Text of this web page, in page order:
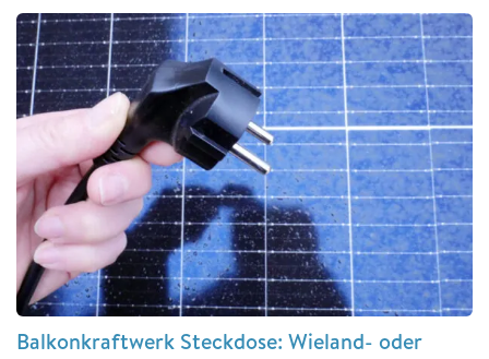
Balkonkraftwerk Steckdose: Wieland- oder